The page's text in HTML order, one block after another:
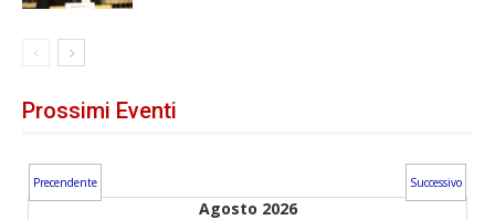
Prossimi Eventi
Precendente Successivo
Agosto 2026